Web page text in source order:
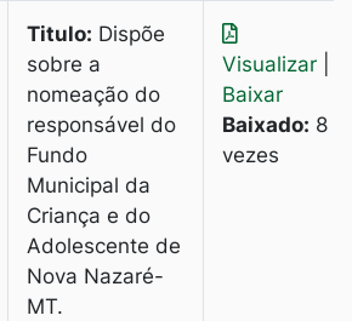
Titulo: Dispõe
sobre a
nomeação do
responsável do
Fundo
Municipal da
Criança e do
Adolescente de
Nova Nazaré-
МТ.
Visualizar
Baixar
Baixado: 8
vezes